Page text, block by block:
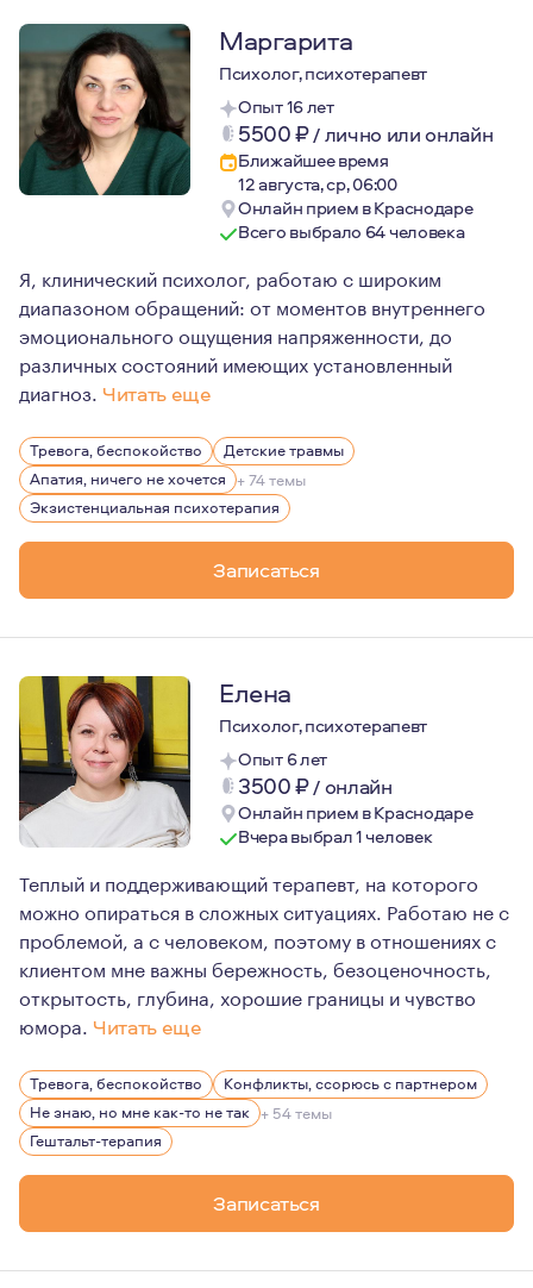
Чту этический кодекс.
Не даю советов.
Люблю психологию всей душой.
Нет лучшего времени, чем сейчас.
Маргарита
Психолог, психотерапевт
Опыт 16 лет
5500₽/лично или онлайн
Ближайшее время
12 августа, ср, 06:00
Онлайн прием в Краснодаре
Всего выбрало 64 человека
Я, клинический психолог, работаю с широким
диапазоном обращений: от моментов внутреннего
эмоционального ощущения напряженности, до
различных состояний имеющих установленный
диагноз. Читать еще
Работая в клиниках, я занималась дифференциальной
В своей работе, я придерживаюсь принципа
Тревога, беспокойство
Детские травмы
Апатия, ничего не хочется + 74 темы
Экзистенциальная психотерапия
Записаться
Елена
Психолог, психотерапевт
Опыт 6 лет
3500₽/ онлайн
Онлайн прием в Краснодаре
Вчера выбрал 1 человек
Теплый и поддерживающий терапевт, на которого
можно опираться в сложных ситуациях. Работаю не с
проблемой, а с человеком, поэтому в отношениях с
клиентом мне важны бережность, безоценочность,
открытость, глубина, хорошие границы и чувство
юмора. Читать еще
Больше 10 лет работаю онлайн. Мой самый большой
Люблю жизнь, свою семью, книги Макса Фрая, истории
Верю в то, что каждый сам кузнец своего счастья,
Тревога, беспокойство
Конфликты, ссорюсь с партнером
Не знаю, но мне как-то не так + 54 темы
Гештальт-терапия
Записаться